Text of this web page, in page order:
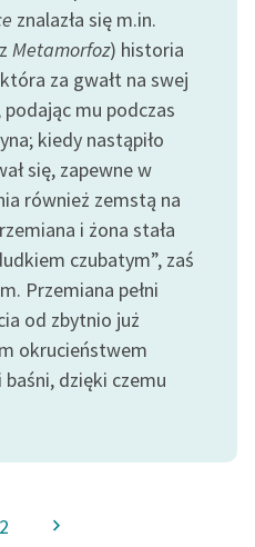
znalazła się m.in.
Metamorfoz) historia
za gwałt na swej
mu podczas
kiedy nastąpiło
się, zapewne w
również zemstą na
i żona stała
czubatym”, zaś
Przemiana pełni
od zbytnio już
okrucieństwem
dzięki czemu
2